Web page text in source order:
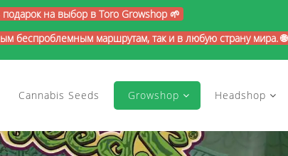
на выбор в Toro Growshop 🌱
беспроблемным маршрутам, так и в любую страну мира. 🌐
Cannabis Seeds Growshop Headshop